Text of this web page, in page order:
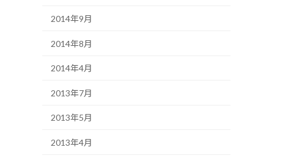
2014年9月
2014年8月
2014年4月
2013年7月
2013年5月
2013年4月